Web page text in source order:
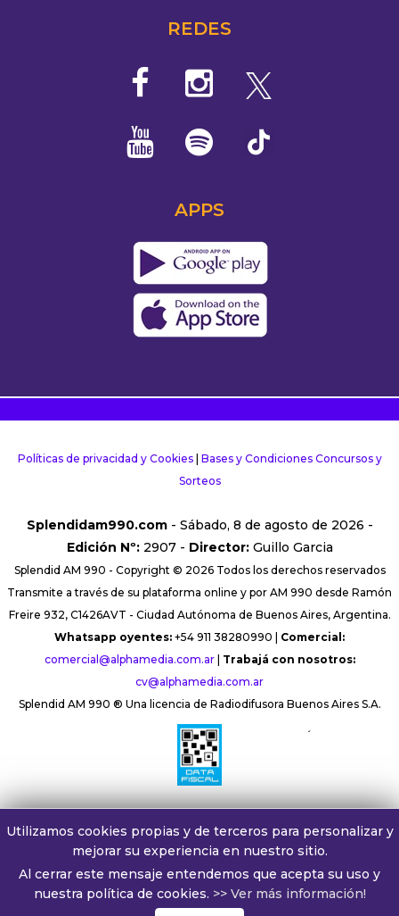
REDES
APPS
Políticas de privacidad y Cookies| Bases y Condiciones Concursos y
Sorteos
Splendidam990.com- Sábado, 8 de agosto de 2026 -
Edición Nº:2907 - Director:Guillo Garcia
Splendid AM 990 - Copyright © 2026 Todos los derechos reservados
Transmite a través de su plataforma online y por AM 990 desde Ramón
Freire 932, C1426AVT - Ciudad Autónoma de Buenos Aires, Argentina.
Whatsapp oyentes: +54 911 38280990 | Comercial:
comercial@alphamedia.com.ar| Trabajá con nosotros:
cv@alphamedia.com.ar
Splendid AM 990 ® Una licencia de Radiodifusora Buenos Aires S.A.
´
Utilizamos cookies propias y de terceros para personalizar y
mejorar su experiencia en nuestro sitio.
Al cerrar este mensaje entendemos que acepta su uso y
nuestra política de cookies. >> Ver más información!